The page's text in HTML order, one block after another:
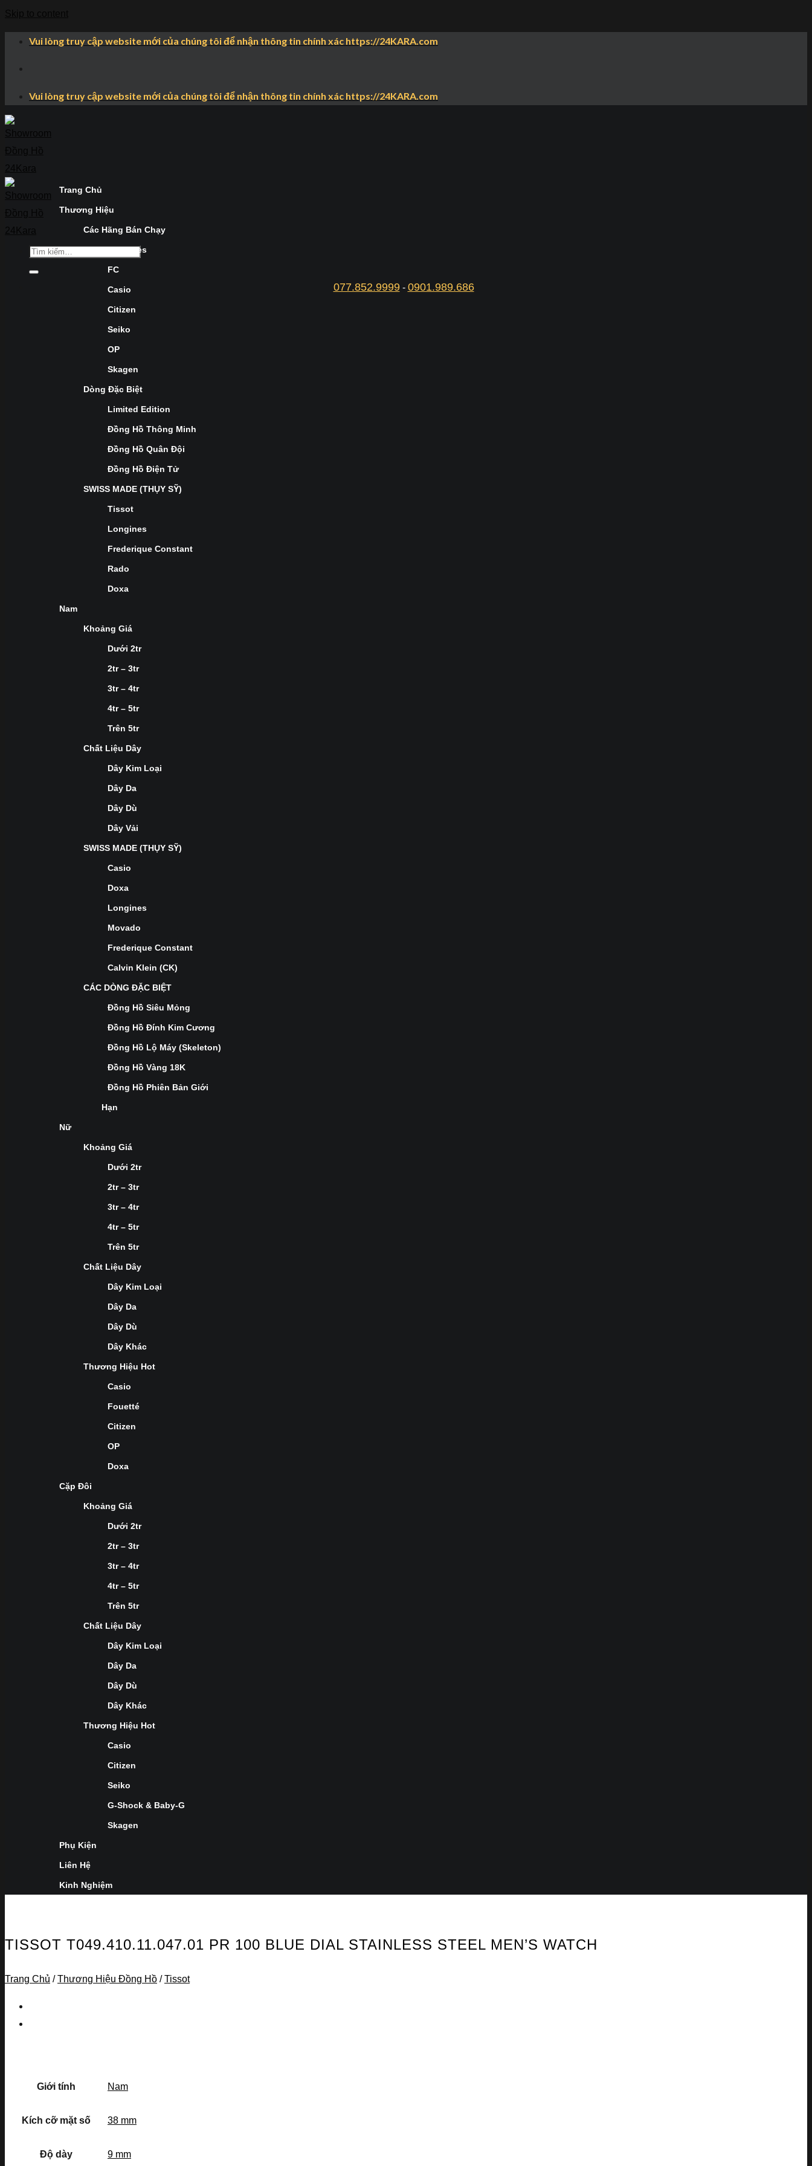
Vui lòng truy cập website mới của chúng tôi để nhận thông tin chính xác https://24KARA.com
Vui lòng truy cập website mới của chúng tôi để nhận thông tin chính xác https://24KARA.com
077.852.9999- 0901.989.686
Trang Chủ
Thương Hiệu
Các Hãng Bán Chạy
Longines
FC
Casio
Citizen
Seiko
OP
Skagen
Dòng Đặc Biệt
Limited Edition
Đồng Hồ Thông Minh
Đồng Hồ Quân Đội
Đồng Hồ Điện Tử
SWISS MADE (THỤY SỸ)
Tissot
Longines
Frederique Constant
Rado
Doxa
Nam
Khoảng Giá
Dưới 2tr
2tr – 3tr
3tr – 4tr
4tr – 5tr
Trên 5tr
Chất Liệu Dây
Dây Kim Loại
Dây Da
Dây Dù
Dây Vải
SWISS MADE (THỤY SỸ)
Casio
Doxa
Longines
Movado
Frederique Constant
Calvin Klein (CK)
CÁC DÒNG ĐẶC BIỆT
Đồng Hồ Siêu Mỏng
Đồng Hồ Đính Kim Cương
Đồng Hồ Lộ Máy (Skeleton)
Đồng Hồ Vàng 18K
Đồng Hồ Phiên Bản Giới
Hạn
Nữ
Khoảng Giá
Dưới 2tr
2tr – 3tr
3tr – 4tr
4tr – 5tr
Trên 5tr
Chất Liệu Dây
Dây Kim Loại
Dây Da
Dây Dù
Dây Khác
Thương Hiệu Hot
Casio
Fouetté
Citizen
OP
Doxa
Cặp Đôi
Khoảng Giá
Dưới 2tr
2tr – 3tr
3tr – 4tr
4tr – 5tr
Trên 5tr
Chất Liệu Dây
Dây Kim Loại
Dây Da
Dây Dù
Dây Khác
Thương Hiệu Hot
Casio
Citizen
Seiko
G-Shock & Baby-G
Skagen
Phụ Kiện
Liên Hệ
Kinh Nghiệm
TISSOT T049.410.11.047.01 PR 100 BLUE DIAL STAINLESS STEEL MEN’S WATCH
Trang Chủ / Thương Hiệu Đồng Hồ / Tissot
Giới tính Nam
Kích cỡ mặt số 38 mm
Độ dày 9 mm